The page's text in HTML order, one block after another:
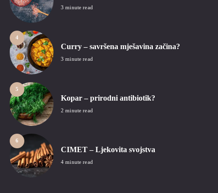
3 minute read
4
Curry – savršena mješavina začina?
3 minute read
5
Kopar – prirodni antibiotik?
2 minute read
6
CIMET – Ljekovita svojstva
4 minute read